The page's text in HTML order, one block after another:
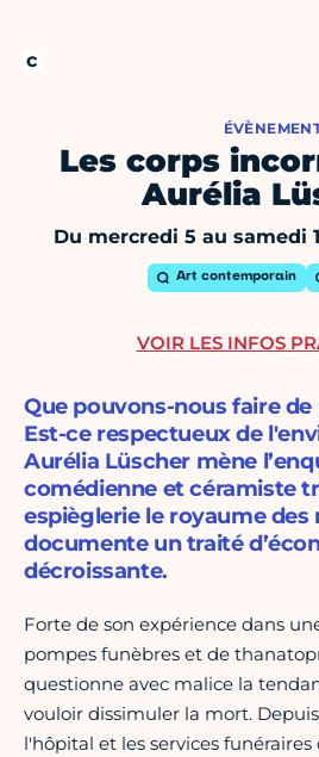
Les corps
Aurélia
Du mercredi 5 au samedi
Art contemporain
Que pouvons-nous faire de
Est-ce respectueux de
Aurélia Lüscher mène
comédienne et céramiste
espièglerie le royaume
documente un traité
décroissante.
Forte de son expérience dans
pompes funèbres et de
questionne avec malice la
vouloir dissimuler la mort.
l'hôpital et les services
VOIR LES INFOS